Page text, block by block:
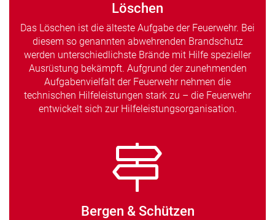
Löschen
Das Löschen ist die älteste Aufgabe der Feuerwehr. Bei
diesem so genannten abwehrenden Brandschutz
werden unterschiedlichste Brände mit Hilfe spezieller
Ausrüstung bekämpft. Aufgrund der zunehmenden
Aufgabenvielfalt der Feuerwehr nehmen die
technischen Hilfeleistungen stark zu – die Feuerwehr
entwickelt sich zur Hilfeleistungsorganisation.
Bergen & Schützen